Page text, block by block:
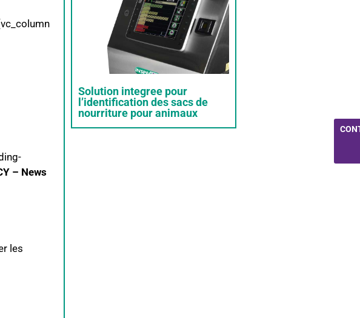
– News
les
Solution integree pour
l’identification des sacs de
nourriture pour animaux